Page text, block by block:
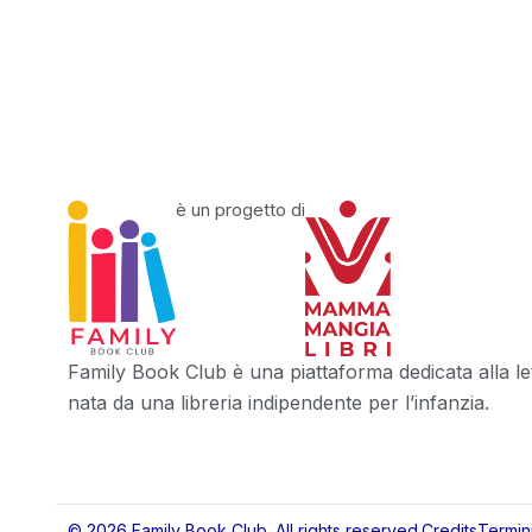
è un progetto di
Family Book Club è una piattaforma dedicata alla
nata da una libreria indipendente per l’infanzia.